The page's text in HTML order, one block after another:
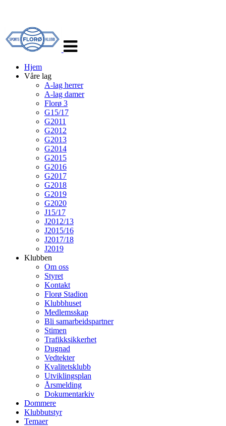
navigasjon
Hjem
Våre lag
A-lag herrer
A-lag damer
Florø 3
G15/17
G2011
G2012
G2013
G2014
G2015
G2016
G2017
G2018
G2019
G2020
J15/17
J2012/13
J2015/16
J2017/18
J2019
Klubben
Om oss
Styret
Kontakt
Florø Stadion
Klubbhuset
Medlemsskap
Bli samarbeidspartner
Stimen
Trafikksikkerhet
Dugnad
Vedtekter
Kvalitetsklubb
Utviklingsplan
Årsmelding
Dokumentarkiv
Dommere
Klubbutstyr
Temaer